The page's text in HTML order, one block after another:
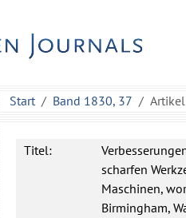
Start Band 1830, 37 Artikel
Titel:
scharfen
Maschinen,
Birmingham,